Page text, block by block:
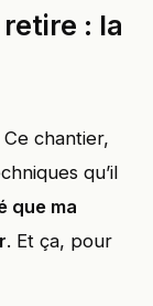
: la
chantier,
qu’il
que ma
. Et ça, pour